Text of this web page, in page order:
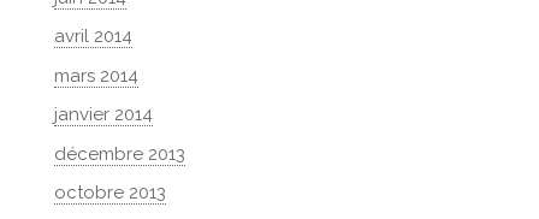
avril 2014
mars 2014
janvier 2014
décembre 2013
octobre 2013